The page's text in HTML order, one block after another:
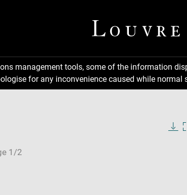
management tools, some of the information
for any inconvenience caused while normal